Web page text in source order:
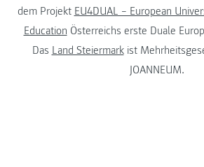
dem Projekt EU4DUAL – European
Education Österreichs erste Duale
Das Land Steiermarkist
JOANNEUM.